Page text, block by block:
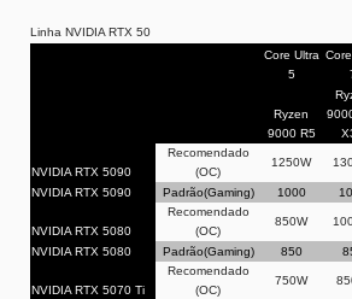
Linha NVIDIA RTX 50
Core Ultra
5
Ryzen
9000 R5
NVIDIA RTX 5090
Recomendado
(OC)
1250W
NVIDIA RTX 5090 Padrão(Gaming) 1000
NVIDIA RTX 5080
Recomendado
(OC)
850W
NVIDIA RTX 5080 Padrão(Gaming) 850
NVIDIA RTX 5070 Ti
Recomendado
(OC)
750W